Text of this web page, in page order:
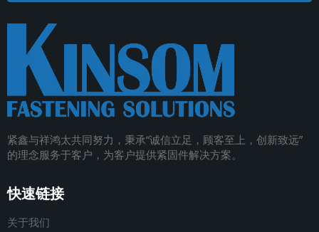
紧鑫与祥鸿太共同努力，秉承“诚信立足，顾客至上，创新致远”
的理念服务于客户，为客户提供紧固件解决方案。
快速链接
关于我们